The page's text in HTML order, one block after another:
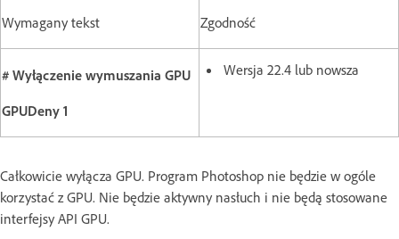
Wymagany tekst Zgodność
# Wyłączenie wymuszania GPU
GPUDeny 1
Wersja 22.4 lub nowsza
Całkowicie wyłącza GPU. Program Photoshop nie będzie w ogóle
korzystać z GPU. Nie będzie aktywny nasłuch i nie będą stosowane
interfejsy API GPU.